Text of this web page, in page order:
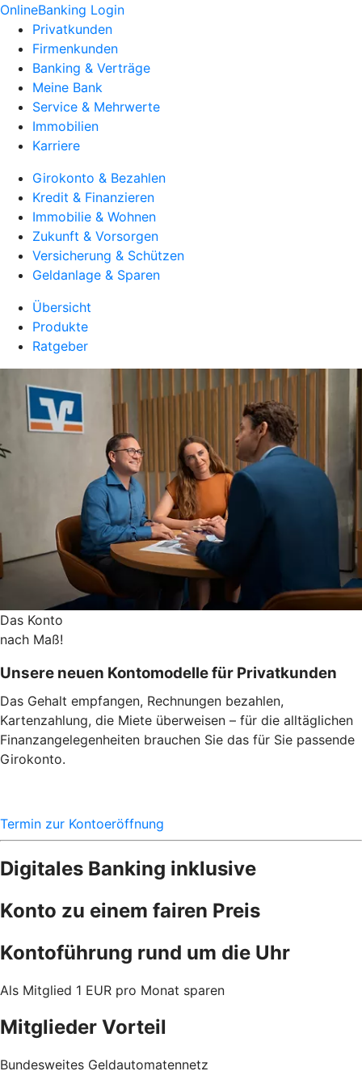
OnlineBanking Login
Privatkunden
Firmenkunden
Banking & Verträge
Meine Bank
Service & Mehrwerte
Immobilien
Karriere
Girokonto & Bezahlen
Kredit & Finanzieren
Immobilie & Wohnen
Zukunft & Vorsorgen
Versicherung & Schützen
Geldanlage & Sparen
Übersicht
Produkte
Ratgeber
Das Konto
nach Maß!
Unsere neuen Kontomodelle für Privatkunden
Das Gehalt empfangen, Rechnungen bezahlen,
Kartenzahlung, die Miete überweisen – für die alltäglichen
Finanzangelegenheiten brauchen Sie das für Sie passende
Girokonto.
Termin zur Kontoeröffnung
Digitales Banking inklusive
Konto zu einem fairen Preis
Kontoführung rund um die Uhr
Als Mitglied 1 EUR pro Monat sparen
Mitglieder Vorteil
Bundesweites Geldautomatennetz